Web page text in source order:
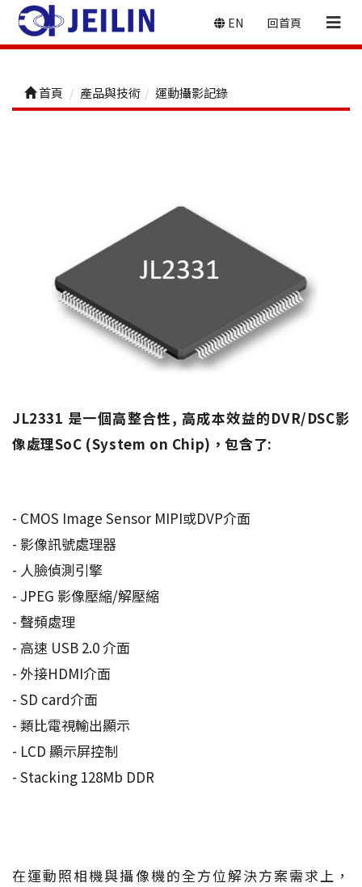
EN 回首頁
首頁 產品與技術 運動攝影記錄
JL2331 是一個高整合性, 高成本效益的DVR/DSC影
像處理SoC (System on Chip)，包含了:
- CMOS Image Sensor MIPI或DVP介面
- 影像訊號處理器
- 人臉偵測引擎
- JPEG 影像壓縮/解壓縮
- 聲頻處理
- 高速 USB 2.0 介面
- 外接HDMI介面
- SD card介面
- 類比電視輸出顯示
- LCD 顯示屏控制
- Stacking 128Mb DDR
在運動照相機與攝像機的全方位解決方案需求上，